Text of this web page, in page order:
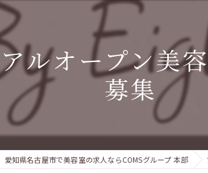
AIconic
Aman D'or
AMANI.
×８ By eight
Rue D'or
THE
ルオープン美
募集
愛知県名古屋市で美容室の求人ならCOMSグループ 本部